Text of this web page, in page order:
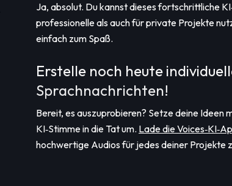
Ja, absolut. Du kannst dieses fortschrittliche
professionelle als auch für private Projekte
einfach zum Spaß.
Erstelle noch heute
Sprachnachrichten!
Bereit, es auszuprobieren? Setze deine Ideen
KI‑Stimme in die Tat um. Lade die
hochwertige Audios für jedes deiner Projekte